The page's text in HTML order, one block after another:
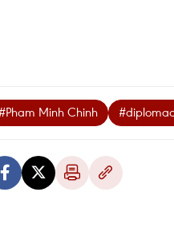
Minh Chinh